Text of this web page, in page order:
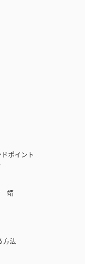
ドポイント
靖
方法